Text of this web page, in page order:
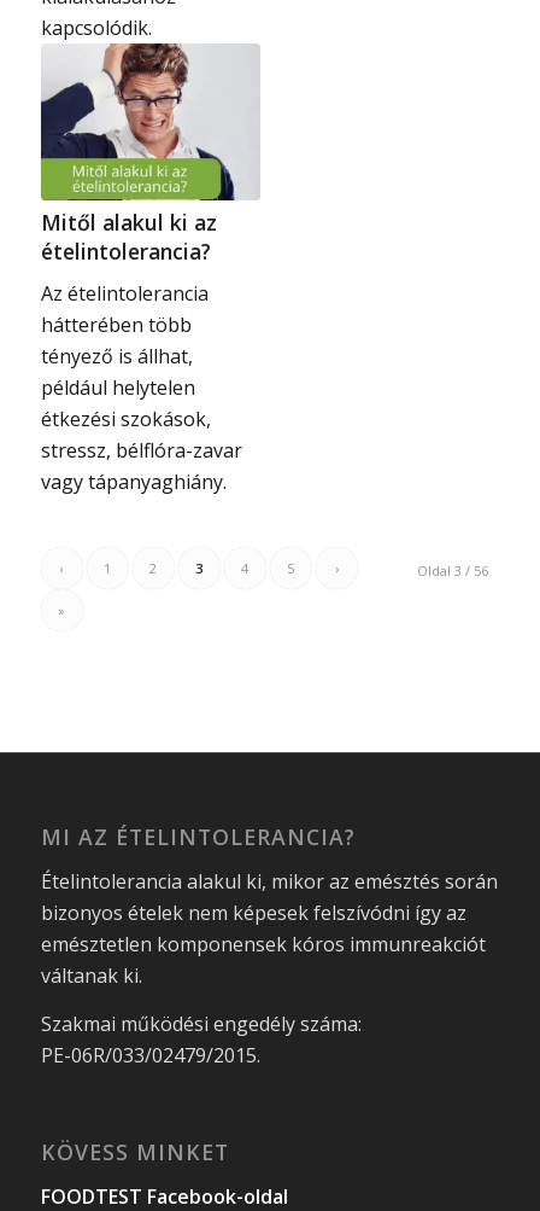
kapcsolódik.
Mitől alakul ki az
ételintolerancia?
Az ételintolerancia
hátterében több
tényező is állhat,
például helytelen
étkezési szokások,
stressz, bélflóra-zavar
vagy tápanyaghiány.
Oldal 3 / 56
‹ 1 2 3 4 5 ›
»
MI AZ ÉTELINTOLERANCIA?
Ételintolerancia alakul ki, mikor az emésztés során
bizonyos ételek nem képesek felszívódni így az
emésztetlen komponensek kóros immunreakciót
váltanak ki.
Szakmai működési engedély száma:
PE-06R/033/02479/2015.
KÖVESS MINKET
FOODTEST Facebook-oldal